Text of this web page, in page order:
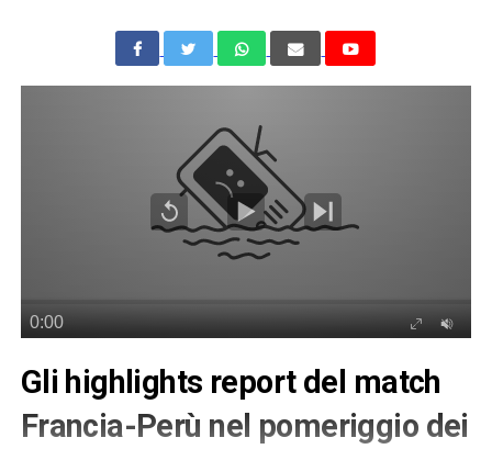
Gli highlights report del match
Francia-Perù nel pomeriggio dei